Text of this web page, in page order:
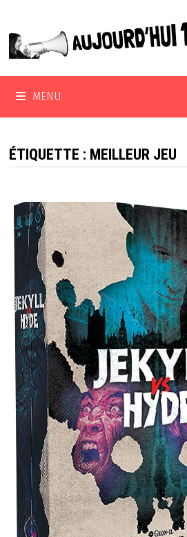
contenu
MENU
ÉTIQUETTE : MEILLEUR JEU